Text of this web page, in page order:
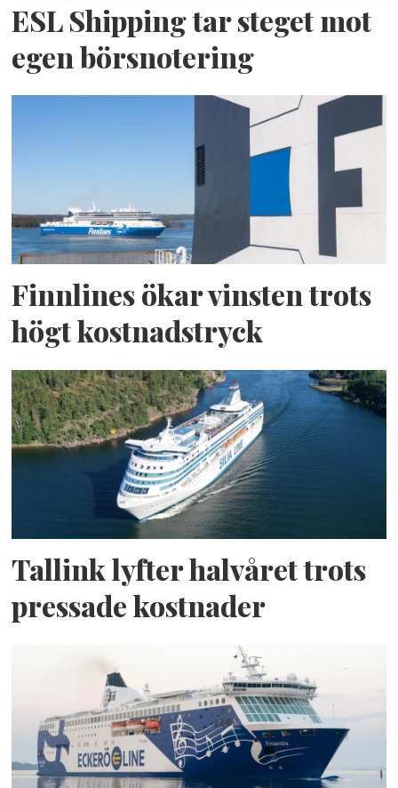
ESL Shipping tar steget mot
egen börsnotering
Finnlines ökar vinsten trots
högt kostnadstryck
Tallink lyfter halvåret trots
pressade kostnader